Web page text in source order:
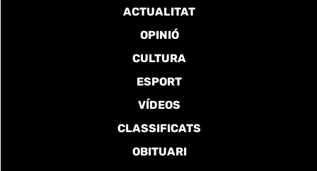
ACTUALITAT
OPINIÓ
CULTURA
ESPORT
VÍDEOS
CLASSIFICATS
OBITUARI